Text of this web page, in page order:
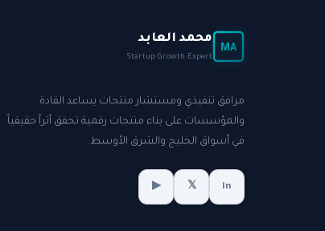
MA
محمد العابد
Startup Growth Expert
مرافق تنفيذي ومستشار منتجات يساعد القادة
والمؤسسات على بناء منتجات رقمية تحقق أثراً حقيقياً
في أسواق الخليج والشرق الأوسط.
in
𝕏
▶